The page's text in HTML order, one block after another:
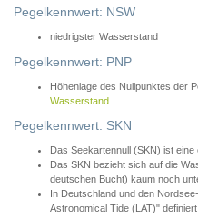
Pegelkennwert: NSW
niedrigster Wasserstand
Pegelkennwert: PNP
Höhenlage des Nullpunktes der
Wasserstand
Pegelkennwert: SKN
Das Seekartennull (SKN) ist
Das SKN bezieht sich auf die
deutschen Bucht) kaum noch
In Deutschland und den
Astronomical Tide (LAT)" definiert.